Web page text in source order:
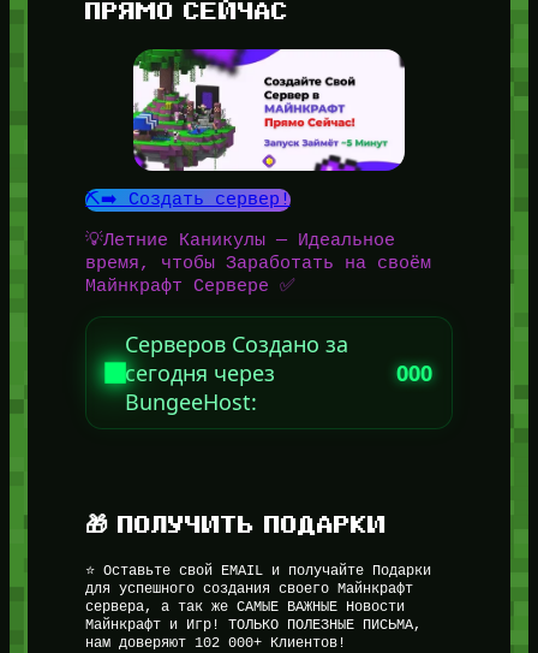
ПРЯМО СЕЙЧАС
⛏️➡️ Создать сервер!
💡Летние Каникулы — Идеальное
время, чтобы Заработать на своём
Майнкрафт Сервере ✅
Серверов Создано за
сегодня через
BungeeHost:
000
🎁 ПОЛУЧИТЬ ПОДАРКИ
⭐ Оставьте свой EMAIL и получайте Подарки
для успешного создания своего Майнкрафт
сервера, а так же САМЫЕ ВАЖНЫЕ Новости
Майнкрафт и Игр! ТОЛЬКО ПОЛЕЗНЫЕ ПИСЬМА,
нам доверяют 102 000+ Клиентов!